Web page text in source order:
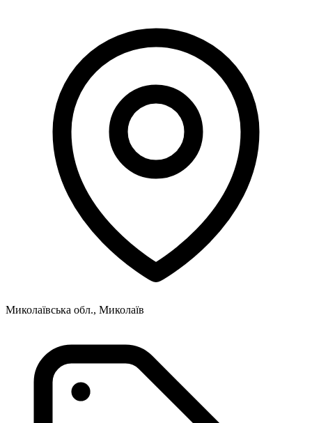
Миколаївська обл., Миколаїв